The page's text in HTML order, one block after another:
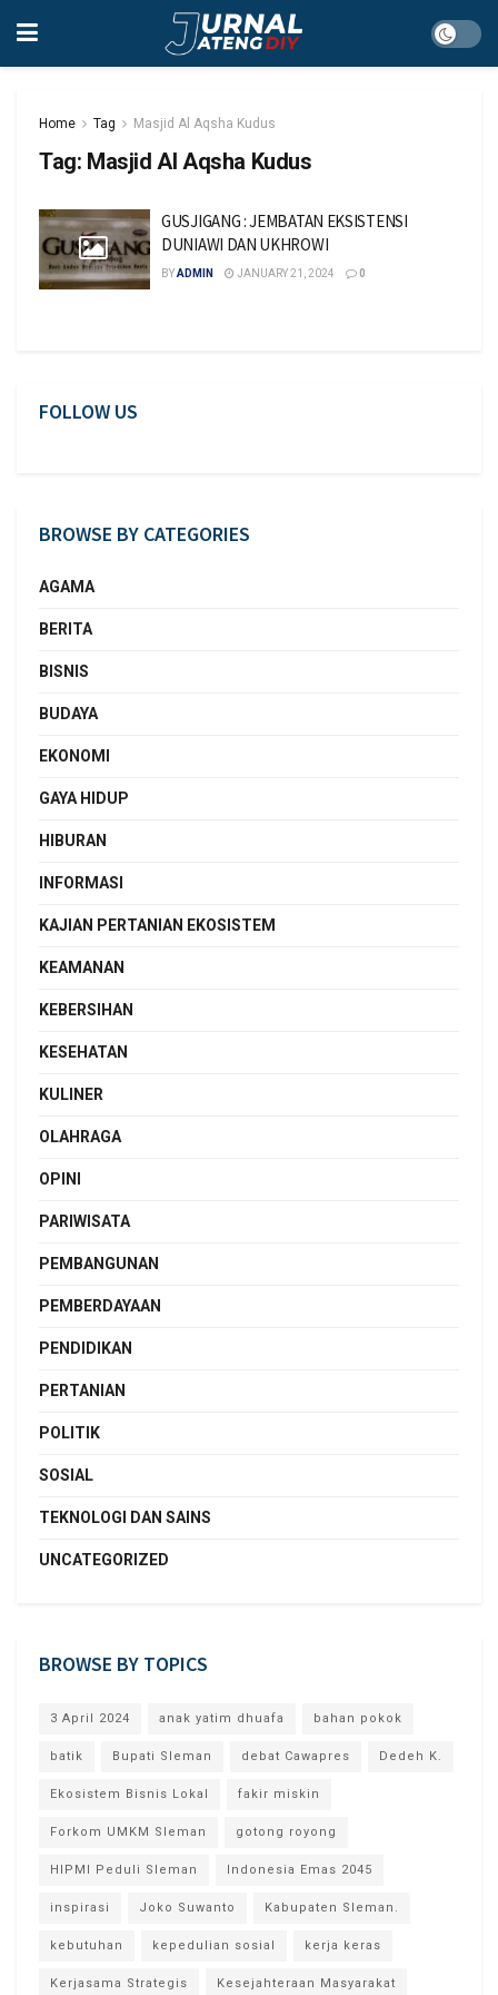
Home Tag Masjid Al Aqsha Kudus
Tag: Masjid Al Aqsha Kudus
GUSJIGANG : JEMBATAN EKSISTENSI
DUNIAWI DAN UKHROWI
BYADMIN JANUARY 21, 2024 0
FOLLOW US
BROWSE BY CATEGORIES
AGAMA
BERITA
BISNIS
BUDAYA
EKONOMI
GAYA HIDUP
HIBURAN
INFORMASI
KAJIAN PERTANIAN EKOSISTEM
KEAMANAN
KEBERSIHAN
KESEHATAN
KULINER
OLAHRAGA
OPINI
PARIWISATA
PEMBANGUNAN
PEMBERDAYAAN
PENDIDIKAN
PERTANIAN
POLITIK
SOSIAL
TEKNOLOGI DAN SAINS
UNCATEGORIZED
BROWSE BY TOPICS
3 April 2024 anak yatim dhuafa bahan pokok
batik Bupati Sleman debat Cawapres Dedeh K.
Ekosistem Bisnis Lokal fakir miskin
Forkom UMKM Sleman gotong royong
HIPMI Peduli Sleman Indonesia Emas 2045
inspirasi Joko Suwanto Kabupaten Sleman.
kebutuhan kepedulian sosial kerja keras
Kerjasama Strategis Kesejahteraan Masyarakat